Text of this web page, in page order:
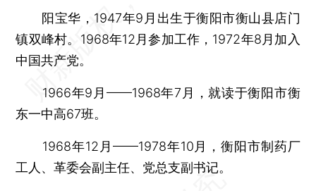
阳宝华，1947年9月出生于衡阳市衡山县店门
镇双峰村。1968年12月参加工作，1972年8月加入
中国共产党。
1966年9月——1968年7月，就读于衡阳市衡
东一中高67班。
1968年12月——1978年10月，衡阳市制药厂
工人、革委会副主任、党总支副书记。